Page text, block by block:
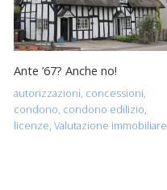
Ante ’67? Anche no!
autorizzazioni, concessioni,
condono, condono edilizio,
licenze, Valutazione immobiliare